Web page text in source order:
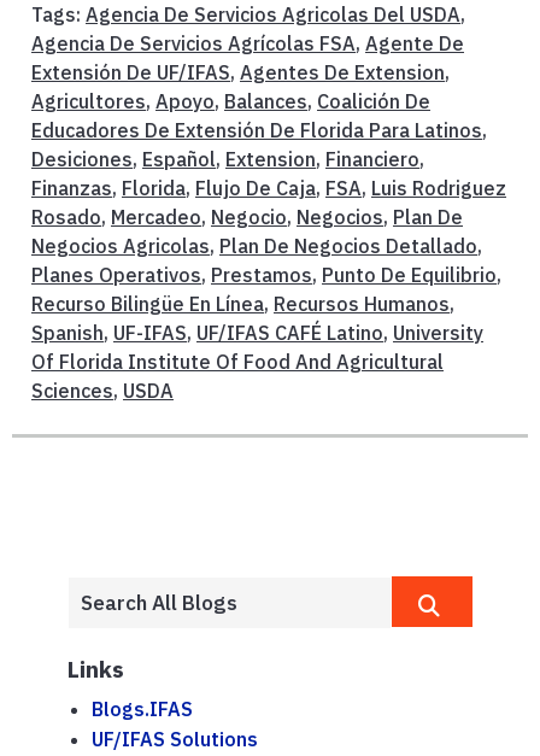
Tags: Agencia De Servicios Agricolas Del USDA,
Agencia De Servicios Agrícolas FSA, Agente De
Extensión De UF/IFAS, Agentes De Extension,
Agricultores, Apoyo, Balances, Coalición De
Educadores De Extensión De Florida Para Latinos,
Desiciones, Español, Extension, Financiero,
Finanzas, Florida, Flujo De Caja, FSA, Luis Rodriguez
Rosado, Mercadeo, Negocio, Negocios, Plan De
Negocios Agricolas, Plan De Negocios Detallado,
Planes Operativos, Prestamos, Punto De Equilibrio,
Recurso Bilingüe En Línea, Recursos Humanos,
Spanish, UF-IFAS, UF/IFAS CAFÉ Latino, University
Of Florida Institute Of Food And Agricultural
Sciences, USDA
Links
Blogs.IFAS
UF/IFAS Solutions